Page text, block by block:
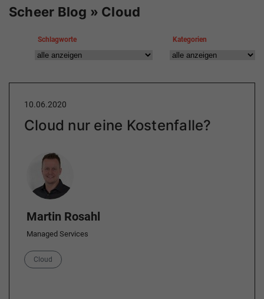
Scheer Blog » Cloud
Schlagworte Kategorien
10.06.2020
Cloud nur eine Kostenfalle?
Author
Martin Rosahl
Managed Services
Category
Cloud